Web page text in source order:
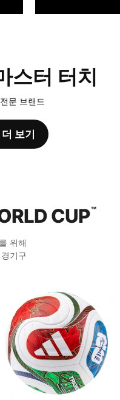
스터 터치
문 브랜드
보기
CUP™
위해
기구